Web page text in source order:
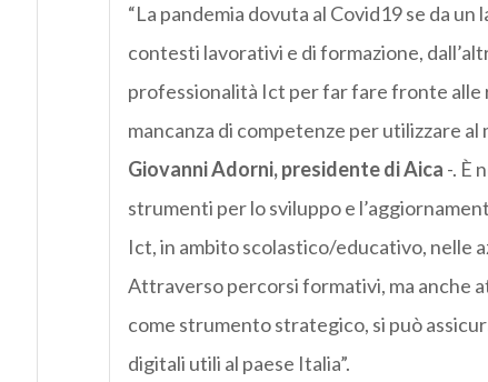
“La pandemia dovuta al Covid19 se da
contesti lavorativi e di formazione,
professionalità Ict per far fare fronte alle
mancanza di competenze per utilizzare
Giovanni Adorni, presidente di Aica -. È
strumenti per lo sviluppo e
Ict, in ambito scolastico/educativo, nelle
Attraverso percorsi formativi, ma anche
come strumento strategico, si può
digitali utili al paese Italia”.